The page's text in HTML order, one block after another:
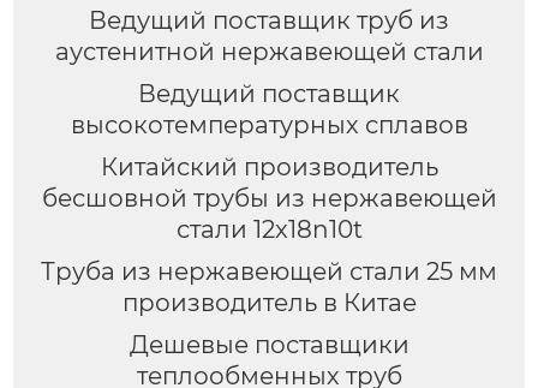
Ведущий поставщик труб из
аустенитной нержавеющей стали
Ведущий поставщик
высокотемпературных сплавов
Китайский производитель
бесшовной трубы из нержавеющей
стали 12x18n10t
Труба из нержавеющей стали 25 мм
производитель в Китае
Дешевые поставщики
теплообменных труб